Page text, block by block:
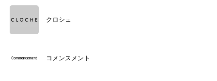
クロシェ
コメンスメント